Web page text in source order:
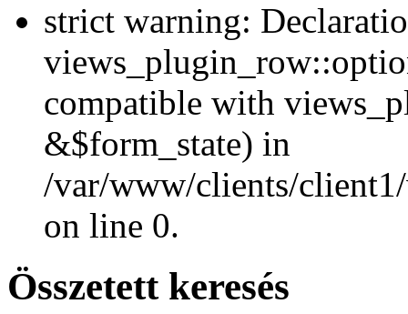
strict warning:
compatible with
&$form_state) in
/var/www/clients/
on line 0.
Összetett keresés